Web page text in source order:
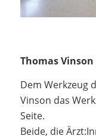
Thomas Vinson
Dem Werkzeug
Vinson das
Seite.
Beide, die